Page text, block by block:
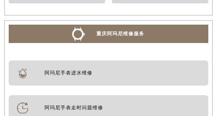
重庆阿玛尼维修服务
阿玛尼手表进水维修
阿玛尼手表走时问题维修